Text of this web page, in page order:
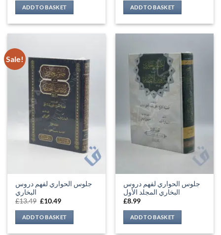
ADD TO BASKET ADD TO BASKET
Sale!
جلوس الحواري لفهم دروس
البخاري
£13.49 Original
was:
£13.49.
£10.49Current
is:
£10.49.
ADD TO BASKET
جلوس الحواري لفهم دروس
البخاري المجلد الأول
£8.99
ADD TO BASKET